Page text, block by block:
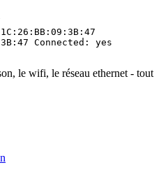
Connected: yes
le wifi, le réseau ethernet - tout